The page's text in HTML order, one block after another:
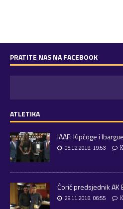
PRATITE NAS NA FACEBOOK
ATLETIKA
IAAF: Kipčoge i
06.12.2018. 19:53
Ćorić predsjednik AK
29.11.2018. 06:55